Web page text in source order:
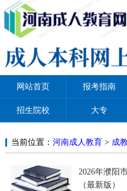
网站首页 报考指南
招生院校 大专
当前位置： 河南成人教育 > 成
2026年濮阳
（最新版）